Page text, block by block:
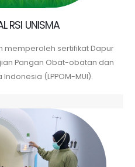
RSI UNISMA
memperoleh sertifikat Dapur
Pangan Obat-obatan dan
(LPPOM-MUI).